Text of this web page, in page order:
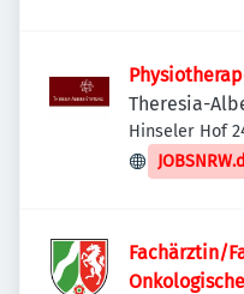
Theresia-
Hinseler Hof
Fachärztin/